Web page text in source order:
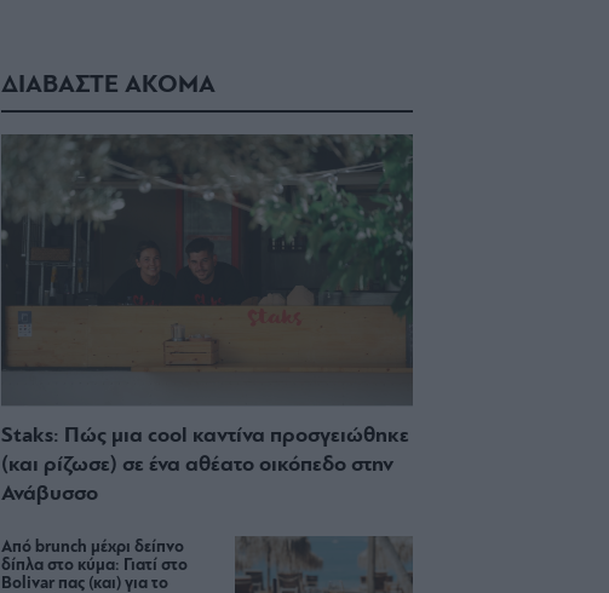
ΔΙΑΒΑΣΤΕ ΑΚΟΜΑ
Staks: Πώς μια cool καντίνα προσγειώθηκε
(και ρίζωσε) σε ένα αθέατο οικόπεδο στην
Ανάβυσσο
Από brunch μέχρι δείπνο
δίπλα στο κύμα: Γιατί στο
Bolivar πας (και) για το